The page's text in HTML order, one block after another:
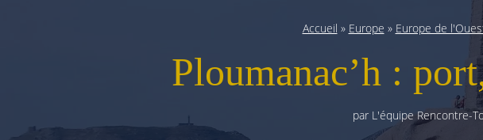
Europe de l’Est
Accueil » Europe » Europe de
Ploumanac’h :
par L'équipe Rencontre-